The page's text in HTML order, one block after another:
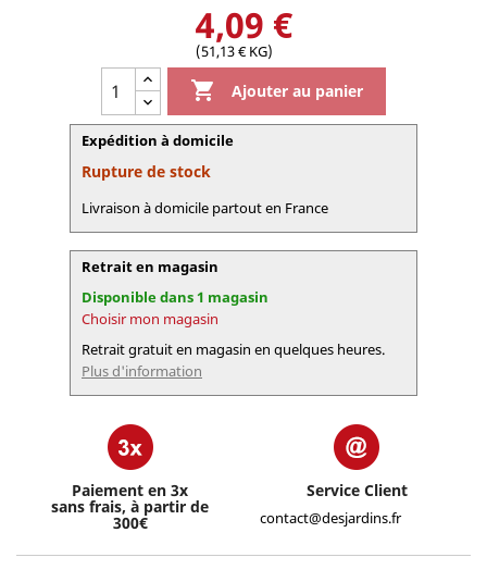
4,09 €
(51,13 € KG)
 Ajouter au panier
Expédition à domicile
Rupture de stock
Livraison à domicile partout en France
Retrait en magasin
Disponible dans 1 magasin
Choisir mon magasin
Retrait gratuit en magasin en quelques heures.
Plus d'information
Paiement en 3x
sans frais, à partir de
300€
Service Client
contact@desjardins.fr